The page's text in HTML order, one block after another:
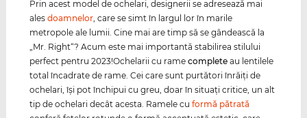
Prin acest model de ochelari, designerii se adresează mai
alesdoamnelor, care se simt în largul lor în marile
metropole ale lumii. Cine mai are timp să se gândească la
„Mr. Right“? Acum este mai importantă stabilirea stilului
perfect pentru 2023!Ochelarii cu ramecomplete au lentilele
total încadrate de rame. Cei care sunt purtători înrăiţi de
ochelari, îşi pot închipui cu greu, doar în situaţi critice, un alt
tip de ochelari decât acesta. Ramele cuformă pătrată